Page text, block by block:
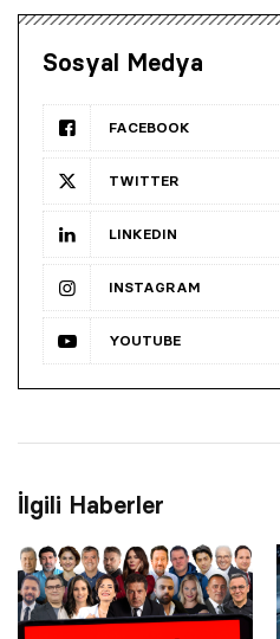
Sosyal Medya
FACEBOOK
TWITTER
LINKEDIN
INSTAGRAM
YOUTUBE
İlgili Haberler